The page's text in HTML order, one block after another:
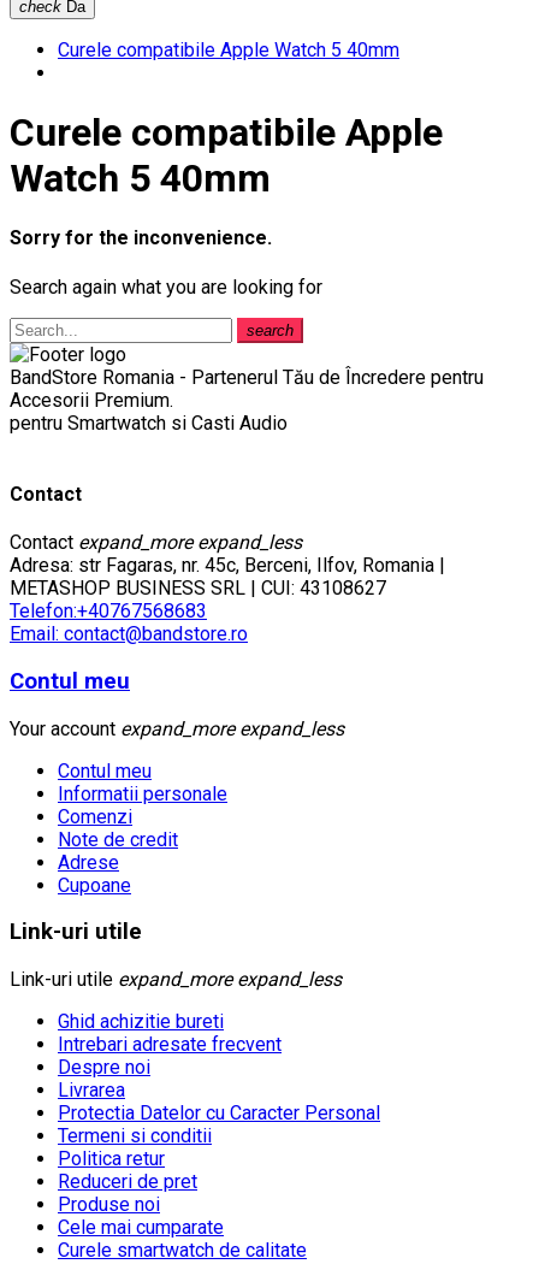
check Da
Curele compatibile Apple Watch 5 40mm
Curele compatibile Apple
Watch 5 40mm
Sorry for the inconvenience.
Search again what you are looking for
search
BandStore Romania - Partenerul Tău de Încredere pentru
Accesorii Premium.
pentru Smartwatch si Casti Audio
Contact
Contact expand_more expand_less
Adresa: str Fagaras, nr. 45c, Berceni, Ilfov, Romania |
METASHOP BUSINESS SRL | CUI: 43108627
Telefon:+40767568683
Email: contact@bandstore.ro
Contul meu
Your account expand_more expand_less
Contul meu
Informatii personale
Comenzi
Note de credit
Adrese
Cupoane
Link-uri utile
Link-uri utile expand_more expand_less
Ghid achizitie bureti
Intrebari adresate frecvent
Despre noi
Livrarea
Protectia Datelor cu Caracter Personal
Termeni si conditii
Politica retur
Reduceri de pret
Produse noi
Cele mai cumparate
Curele smartwatch de calitate